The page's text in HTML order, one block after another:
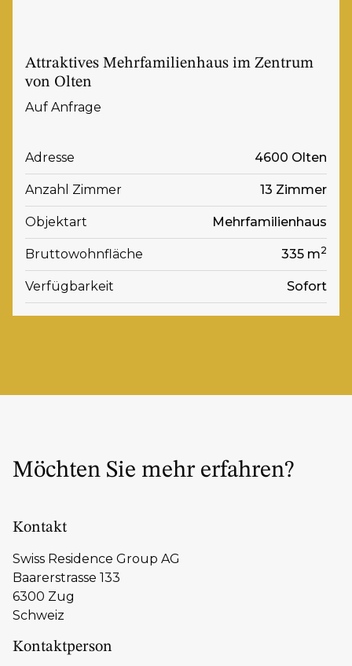
Attraktives Mehrfamilienhaus im Zentrum
von Olten
Auf Anfrage
Adresse 4600 Olten
Anzahl Zimmer 13 Zimmer
Objektart Mehrfamilienhaus
Bruttowohnfläche 335 m2
Verfügbarkeit Sofort
Möchten Sie mehr erfahren?
Kontakt
Swiss Residence Group AG
Baarerstrasse 133
6300 Zug
Schweiz
Kontaktperson